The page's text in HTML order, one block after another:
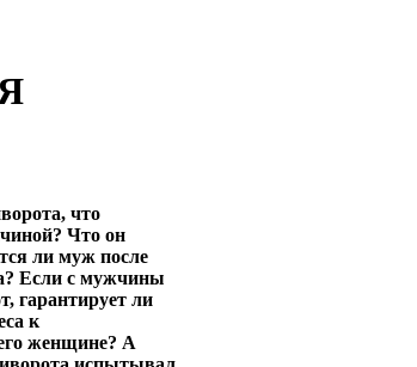
что
Что он
ли муж после
Если с мужчины
гарантирует ли
к
женщине? А